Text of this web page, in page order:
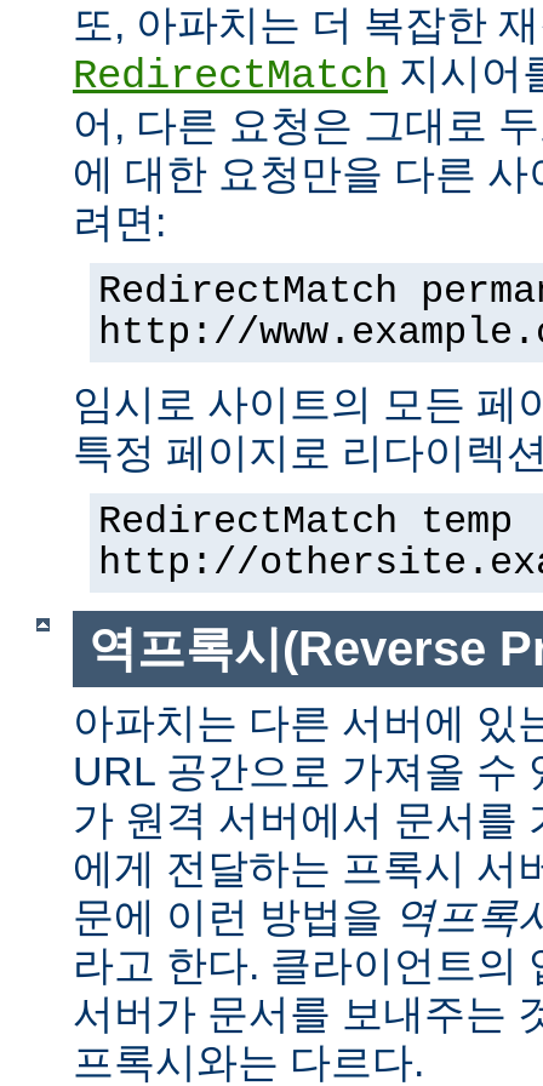
또, 아파치는 더 복잡한
RedirectMatch 지시어
어, 다른 요청은 그대로
에 대한 요청만을 다른
려면:
RedirectMatch
http://
임시로 사이트의 모든 페
특정 페이지로 리다이렉
RedirectMatch
http://
역프록시(Reverse
아파치는 다른 서버에 있
URL 공간으로 가져올 수
가 원격 서버에서 문서를
에게 전달하는 프록시 서
문에 이런 방법을 역프록
라고 한다. 클라이언트의
서버가 문서를 보내주는
프록시와는 다르다.